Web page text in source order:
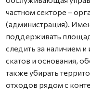
частном секторе –
(администрация).
поддерживать
следить за наличием
скатов и основания,
также убирать
отходов рядом с